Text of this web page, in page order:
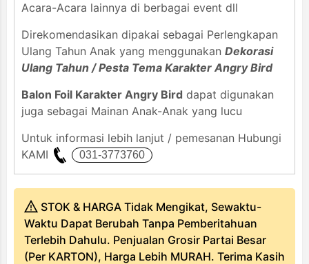
Acara-Acara lainnya di berbagai event dll
Direkomendasikan dipakai sebagai Perlengkapan
Ulang Tahun Anak yang menggunakan Dekorasi
Ulang Tahun / Pesta Tema Karakter Angry Bird
Balon Foil Karakter Angry Bird dapat digunakan
juga sebagai Mainan Anak-Anak yang lucu
Untuk informasi lebih lanjut / pemesanan Hubungi
KAMI
STOK & HARGA Tidak Mengikat, Sewaktu-
Waktu Dapat Berubah Tanpa Pemberitahuan
Terlebih Dahulu. Penjualan Grosir Partai Besar
(Per KARTON), Harga Lebih MURAH. Terima Kasih